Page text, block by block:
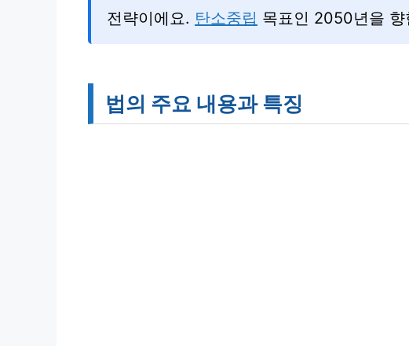
전략이에요. 탄소중립 목표인 2050년을 향
법의 주요 내용과 특징